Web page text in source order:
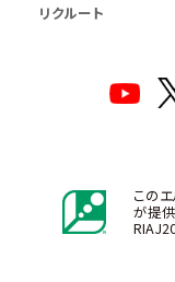
リクルート
この
が提